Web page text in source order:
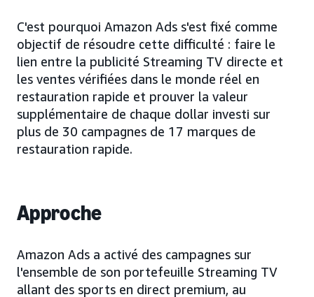
C'est pourquoi Amazon Ads s'est fixé comme
objectif de résoudre cette difficulté : faire le
lien entre la publicité Streaming TV directe et
les ventes vérifiées dans le monde réel en
restauration rapide et prouver la valeur
supplémentaire de chaque dollar investi sur
plus de 30 campagnes de 17 marques de
restauration rapide.
Approche
Amazon Ads a activé des campagnes sur
l'ensemble de son portefeuille Streaming TV
allant des sports en direct premium, au